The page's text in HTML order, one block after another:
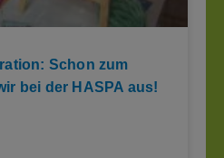
Schon zum
bei der HASPA aus!